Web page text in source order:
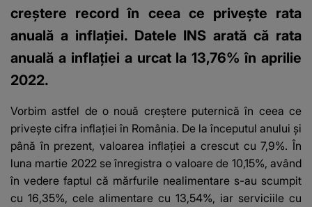
creștere record în ceea ce privește rata
anuală a inflației. Datele INS arată că rata
anuală a inflației a urcat la 13,76% în aprilie
2022.
Vorbim astfel de o nouă creștere puternică în ceea ce
privește cifra inflației în România. De la începutul anului și
până în prezent, valoarea inflației a crescut cu 7,9%. În
luna martie 2022 se înregistra o valoare de 10,15%, având
în vedere faptul că mărfurile nealimentare s-au scumpit
cu 16,35%, cele alimentare cu 13,54%, iar serviciile cu